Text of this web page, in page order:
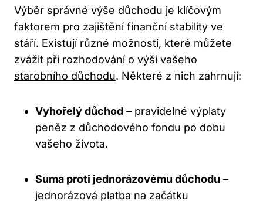
Výběr správné výše důchodu je klíčovým
faktorem pro zajištění finanční stability ve
stáří. Existují různé možnosti, které můžete
zvážit při rozhodování o výši vašeho
starobního důchodu. Některé z nich zahrnují:
Vyhořelý důchod – pravidelné výplaty
peněz z důchodového fondu po dobu
vašeho života.
Suma proti jednorázovému důchodu –
jednorázová platba na začátku